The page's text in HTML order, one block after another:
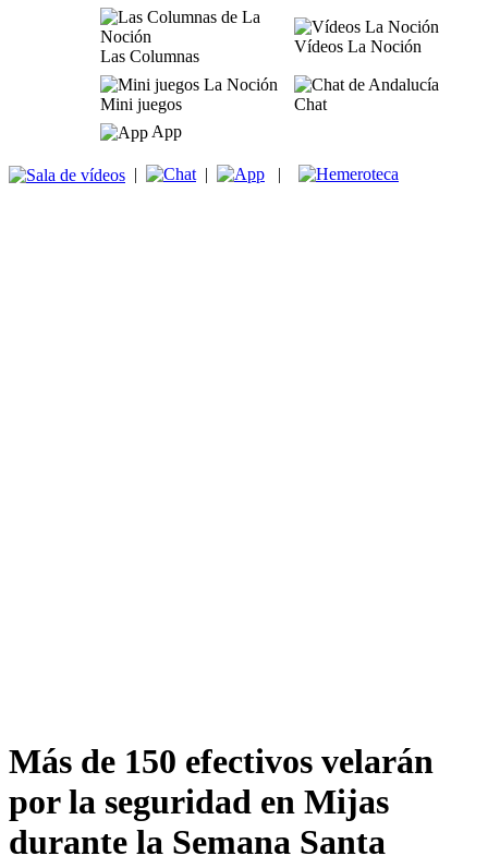
Las Columnas
Vídeos La Noción
Mini juegos
Chat
App
| | |
Más de 150 efectivos velarán
por la seguridad en Mijas
durante la Semana Santa